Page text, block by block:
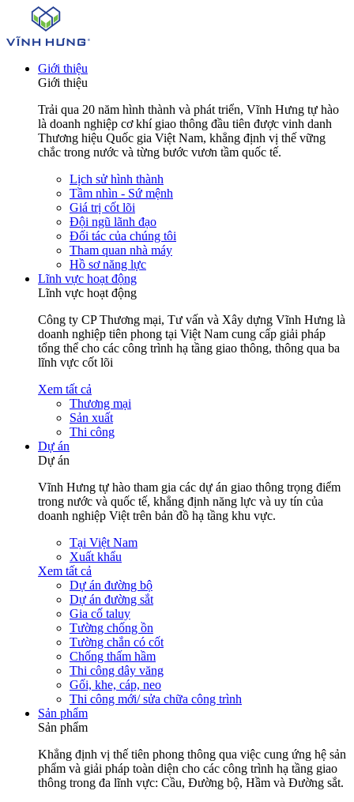
Giới thiệu
Giới thiệu
Trải qua 20 năm hình thành và phát triển, Vĩnh Hưng tự hào
là doanh nghiệp cơ khí giao thông đầu tiên được vinh danh
Thương hiệu Quốc gia Việt Nam, khẳng định vị thế vững
chắc trong nước và từng bước vươn tầm quốc tế.
Lịch sử hình thành
Tầm nhìn - Sứ mệnh
Giá trị cốt lõi
Đội ngũ lãnh đạo
Đối tác của chúng tôi
Tham quan nhà máy
Hồ sơ năng lực
Lĩnh vực hoạt động
Lĩnh vực hoạt động
Công ty CP Thương mại, Tư vấn và Xây dựng Vĩnh Hưng là
doanh nghiệp tiên phong tại Việt Nam cung cấp giải pháp
tổng thể cho các công trình hạ tầng giao thông, thông qua ba
lĩnh vực cốt lõi
Xem tất cả
Thương mại
Sản xuất
Thi công
Dự án
Dự án
Vĩnh Hưng tự hào tham gia các dự án giao thông trọng điểm
trong nước và quốc tế, khẳng định năng lực và uy tín của
doanh nghiệp Việt trên bản đồ hạ tầng khu vực.
Tại Việt Nam
Xuất khẩu
Xem tất cả
Dự án đường bộ
Dự án đường sắt
Gia cố taluy
Tường chống ồn
Tường chắn có cốt
Chống thấm hầm
Thi công dây văng
Gối, khe, cáp, neo
Thi công mới/ sửa chữa công trình
Sản phẩm
Sản phẩm
Khẳng định vị thế tiên phong thông qua việc cung ứng hệ sản
phẩm và giải pháp toàn diện cho các công trình hạ tầng giao
thông trong đa lĩnh vực: Cầu, Đường bộ, Hầm và Đường sắt.